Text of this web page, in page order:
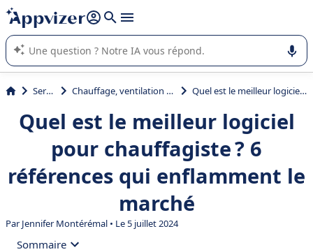
répondre (plusieurs lignes avec
L'IA de Appvizer vous guide dans l'utilisation ou la sélection de
logiciel SaaS en entreprise.
Services Chauffage, ventilation et climatisation Quel est le meilleur logiciel pour chauffagiste ? 6 références qui enflamment le marché
Quel est le meilleur logiciel
pour chauffagiste ? 6
références qui enflamment le
marché
ParJennifer Montérémal • Le 5 juillet 2024
Sommaire